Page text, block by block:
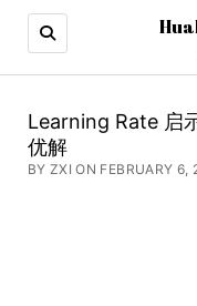
Learning Rate 启
优解
BY ZXI ON FEBRUARY 6,